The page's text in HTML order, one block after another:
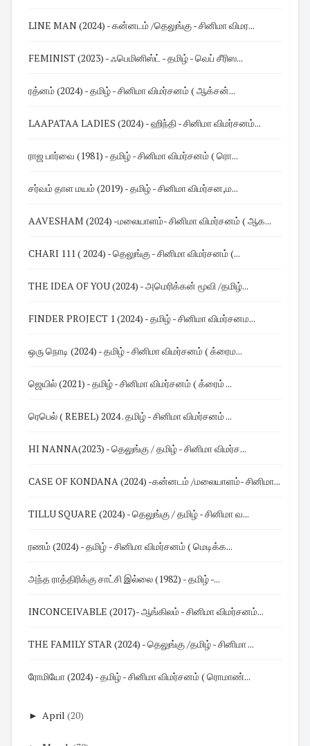
LINE MAN (2024) - கன்னடம் /தெலுங்கு - சினிமா விமர...
FEMINIST (2023) - ஃபெமினிஸ்ட் - தமிழ் - வெப் சீரிஸ...
ரத்னம் (2024) - தமிழ் - சினிமா விமர்சனம் ( ஆக்சன்...
LAAPATAA LADIES (2024) - ஹிந்தி - சினிமா விமர்சனம்...
ராஜ பார்வை (1981) - தமிழ் - சினிமா விமர்சனம் ( ரொ...
சர்வம் தாள மயம் (2019) - தமிழ் - சினிமா விமர்சன,ம...
AAVESHAM (2024) -மலையாளம்- சினிமா விமர்சனம் ( ஆக...
CHARI 111 ( 2024) - தெலுங்கு - சினிமா விமர்சனம் (...
THE IDEA OF YOU (2024) - அமெரிக்கன் மூவி /தமிழ்...
FINDER PROJECT 1 (2024) - தமிழ் - சினிமா விமர்சனம...
ஒரு நொடி (2024) - தமிழ் - சினிமா விமர்சனம் ( க்ரைம...
ஜெயில் (2021) - தமிழ் - சினிமா விமர்சனம் ( க்ரைம் ...
ரெபெல் ( REBEL) 2024 . தமிழ் - சினிமா விமர்சனம் ...
HI NANNA(2023) - தெலுங்கு / தமிழ் - சினிமா விமர்ச...
CASE OF KONDANA (2024) -கன்னடம் /மலையாளம்- சினிமா...
TILLU SQUARE (2024) - தெலுங்கு / தமிழ் - சினிமா வ...
ரணம் (2024) - தமிழ் - சினிமா விமர்சனம் ( மெடிக்க...
அந்த ராத்திரிக்கு சாட்சி இல்லை (1982) - தமிழ் -...
INCONCEIVABLE (2017)- ஆங்கிலம் - சினிமா விமர்சனம்...
THE FAMILY STAR (2024) - தெலுங்கு /தமிழ் - சினிமா ...
ரோமியோ (2024) - தமிழ் - சினிமா விமர்சனம் ( ரொமாண்...
► April (20)